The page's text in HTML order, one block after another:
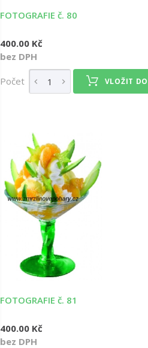
FOTOGRAFIE č. 80
400.00 Kč
bez DPH
Počet VLOŽIT
FOTOGRAFIE č. 81
400.00 Kč
bez DPH